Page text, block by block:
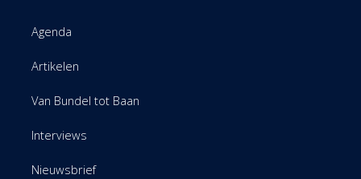
Agenda
Artikelen
Van Bundel tot Baan
Interviews
Nieuwsbrief